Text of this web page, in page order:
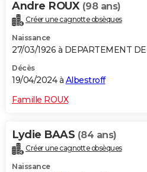
Andre ROUX (98 ans)
Créer une cagnotte obsèques
Naissance
27/03/1926 à DEPARTEMENT
Décès
19/04/2024 à Albestroff
Famille ROUX
Lydie BAAS (84 ans)
Créer une cagnotte obsèques
Naissance